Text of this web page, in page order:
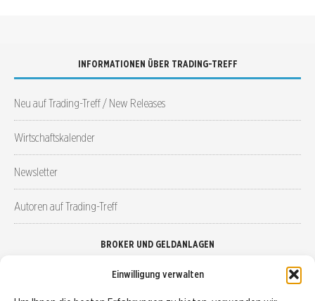
Einwilligung verwalten
INFORMATIONEN ÜBER TRADING-TREFF
Neu auf Trading-Treff / New Releases
Wirtschaftskalender
Newsletter
Autoren auf Trading-Treff
BROKER UND GELDANLAGEN